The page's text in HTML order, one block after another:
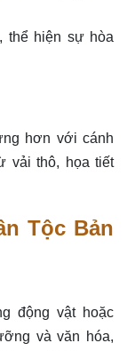
thể hiện sự hòa
hơn với cánh
vải thô, họa tiết
Tộc Bản
động vật hoặc
và văn hóa,